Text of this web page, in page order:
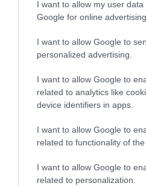
I want to allow my user
Google for online
I want to allow Google to
personalized advertising.
I want to allow Google to
related to analytics like
device identifiers in apps.
I want to allow Google to
related to functionality of
I want to allow Google to
related to personalization.
Gábor Gábor
Gyenge
igénytelen
Ez a Zöldfa
Zöldfa...
A